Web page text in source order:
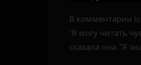
В комментарии
"Я могу читать
сказала она. "Я